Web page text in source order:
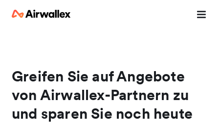
Greifen Sie auf Angebote
von Airwallex-Partnern zu
und sparen Sie noch heute